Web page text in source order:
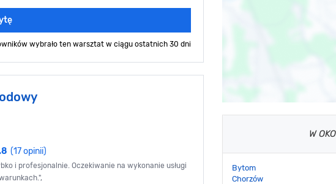
wybrało ten warsztat w ciągu ostatnich 30 dni
(17 opinii)
i profesjonalnie. Oczekiwanie na wykonanie usługi
W
Bytom
Chorzów